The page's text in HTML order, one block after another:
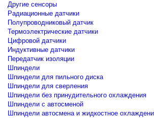
Другие сенсоры
Радиационные датчики
Полупроводниковый датчик
Термоэлектрические датчики
Цифровой датчики
Индуктивные датчики
Передатчик изоляции
Шпиндели
Шпиндели для пильного диска
Шпиндели для сверления
Шпиндели без принудительного охлаждения
Шпиндели с автосменой
Шпиндели автосмена и жидкостное